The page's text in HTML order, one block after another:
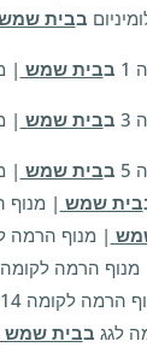
בבית
בבית שמש |
בבית שמש |
בבית שמש |
בית שמש | מנוף
| מנוף הרמה
מנוף הרמה לקומה 12
הרמה לקומה 14
לגג בבית שמש